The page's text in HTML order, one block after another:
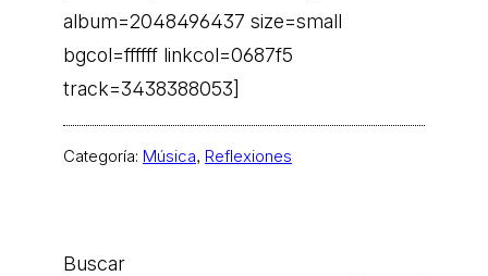
album=2048496437 size=small
bgcol=ffffff linkcol=0687f5
track=3438388053]
Categoría: Música, Reflexiones
Buscar